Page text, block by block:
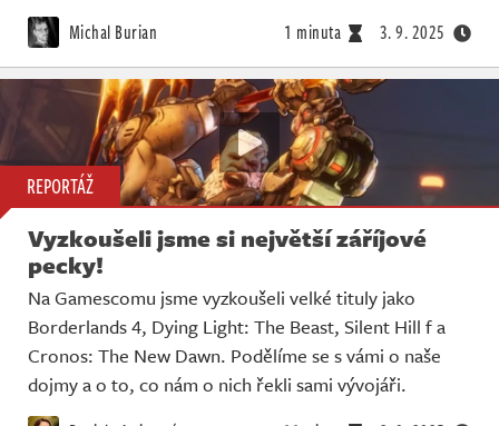
Michal Burian 1 minuta 3. 9. 2025
REPORTÁŽ
Vyzkoušeli jsme si největší záříjové
pecky!
Na Gamescomu jsme vyzkoušeli velké tituly jako
Borderlands 4, Dying Light: The Beast, Silent Hill f a
Cronos: The New Dawn. Podělíme se s vámi o naše
dojmy a o to, co nám o nich řekli sami vývojáři.